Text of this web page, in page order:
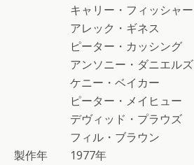
キャリー・フィッシャー
アレック・ギネス
ピーター・カッシング
アンソニー・ダニエルズ
ケニー・ベイカー
ピーター・メイヒュー
デヴィッド・プラウズ
フィル・ブラウン
製作年 1977年